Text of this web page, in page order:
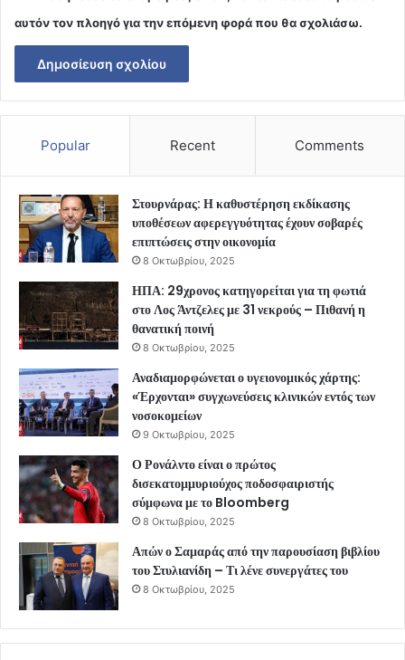
αυτόν τον πλοηγό για την επόμενη φορά που θα σχολιάσω.
Popular Recent Comments
Στουρνάρας: Η καθυστέρηση εκδίκασης
υποθέσεων αφερεγγυότητας έχουν σοβαρές
επιπτώσεις στην οικονομία
8 Οκτωβρίου, 2025
ΗΠΑ: 29χρονος κατηγορείται για τη φωτιά
στο Λος Άντζελες με 31 νεκρούς – Πιθανή η
θανατική ποινή
8 Οκτωβρίου, 2025
Αναδιαμορφώνεται ο υγειονομικός χάρτης:
«Έρχονται» συγχωνεύσεις κλινικών εντός των
νοσοκομείων
9 Οκτωβρίου, 2025
Ο Ρονάλντο είναι ο πρώτος
δισεκατομμυριούχος ποδοσφαιριστής
σύμφωνα με το Bloomberg
8 Οκτωβρίου, 2025
Απών ο Σαμαράς από την παρουσίαση βιβλίου
του Στυλιανίδη – Τι λένε συνεργάτες του
8 Οκτωβρίου, 2025